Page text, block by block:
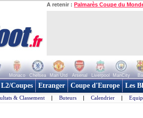
A retenir : Palmarès Coupe du
Monaco Chelsea Man Utd Arsenal Liverpool ManCity
L2/Coupes Etranger Coupe d'Europe Les
& Classement | Buteurs | Calendrier |